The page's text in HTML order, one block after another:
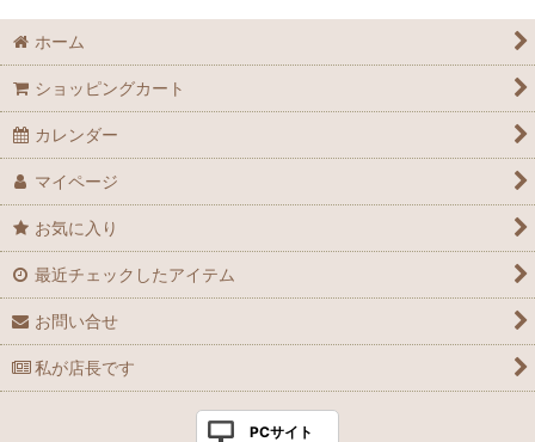
ホーム
ショッピングカート
カレンダー
マイページ
お気に入り
最近チェックしたアイテム
お問い合せ
私が店長です
PCサイト